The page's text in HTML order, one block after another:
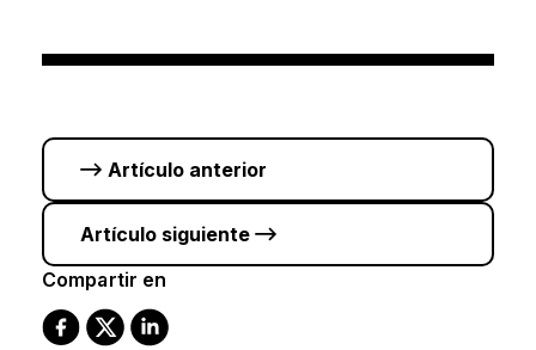
Artículo anterior
Artículo siguiente
Compartir en